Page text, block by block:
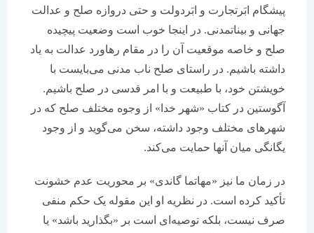
پیشگام ابَرتجارت و ابَردولت و حتی دروازه صلح و عدالت
جهانی و بیناتمدنی. در اینجا خوب است وضعیت پیچیده
صلح و خاصه موقعیت آن را در مقام رهاورد عدالت به یاد
داشته باشیم. در راستای صلح ناب مدنی می‌بایست با
خویشتن خود، با طبیعت و با امر قدسی در صلح باشیم.
آگوستین در کتاب «شهر خدا» از وجوه مختلف صلح که در
شهرهای مختلف وجود داشته، سخن می‌گوید و از وجود
یگانگی میان آنها حمایت می‌کند.
در زمان ما نیز «مهاتما گاندی» بر محوریت عدم خشونت
تأکید کرده است. در نظریه او این مقوله یک حکم منفی
صرف نیست، بلکه توصیه‌ای است بر «بگذارید باشد» یا